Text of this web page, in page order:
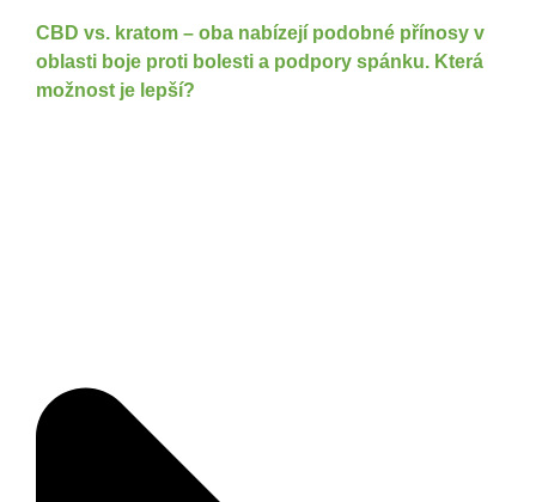
CBD vs. kratom – oba nabízejí podobné přínosy v
oblasti boje proti bolesti a podpory spánku. Která
možnost je lepší?